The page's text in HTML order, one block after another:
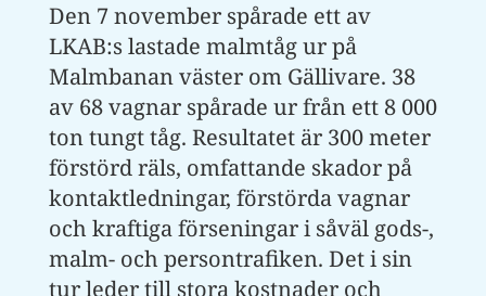
Den 7 november spårade ett av
LKAB:s lastade malmtåg ur på
Malmbanan väster om Gällivare. 38
av 68 vagnar spårade ur från ett 8 000
ton tungt tåg. Resultatet är 300 meter
förstörd räls, omfattande skador på
kontaktledningar, förstörda vagnar
och kraftiga förseningar i såväl gods-,
malm- och persontrafiken. Det i sin
tur leder till stora kostnader och